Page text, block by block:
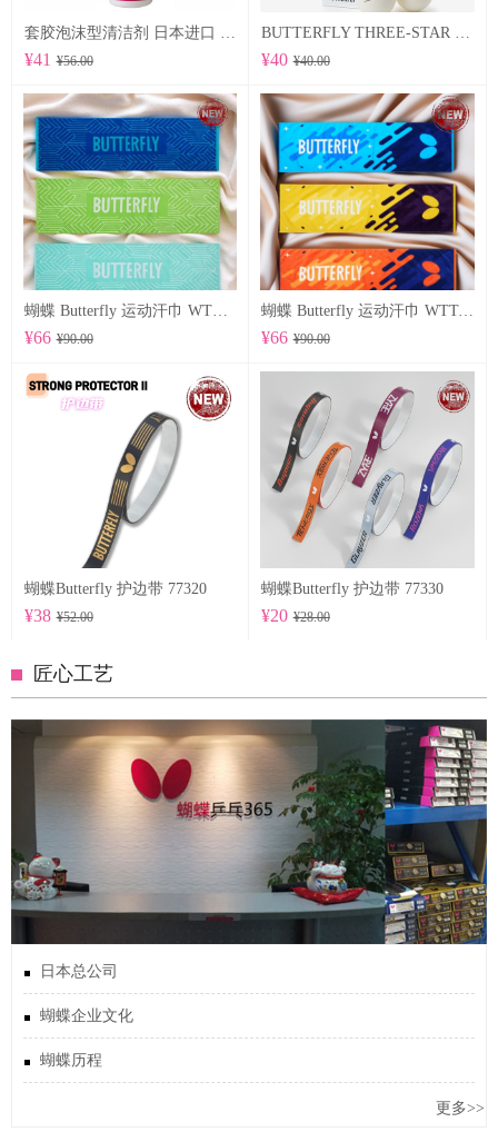
¥41 ¥56.00 ¥40 ¥40.00
蝴蝶 Butterfly 运动汗巾 WTT-122
¥66 ¥90.00
蝴蝶 Butterfly 运动汗巾 WTT-123
¥66 ¥90.00
蝴蝶Butterfly 护边带 77320
¥38 ¥52.00
蝴蝶Butterfly 护边带 77330
¥20 ¥28.00
匠心工艺
日本总公司
蝴蝶企业文化
蝴蝶历程
更多>>